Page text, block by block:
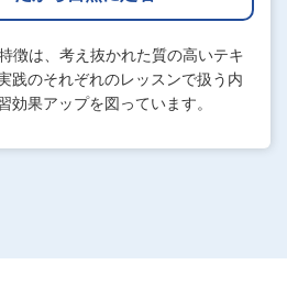
徴は、考え抜かれた質の高いテキ
践のそれぞれのレッスンで扱う内
効果アップを図っています。